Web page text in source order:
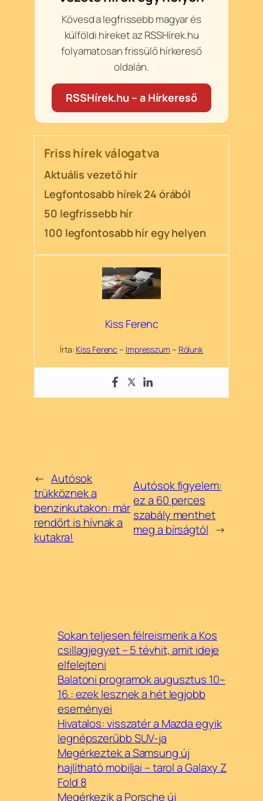
Kövesd a legfrissebb magyar és
külföldi híreket az RSSHírek.hu
folyamatosan frissülő hírkereső
oldalán.
RSSHírek.hu – a Hírkereső
Friss hírek válogatva
Aktuális vezető hír
Legfontosabb hírek 24 órából
50 legfrissebb hír
100 legfontosabb hír egy helyen
Kiss Ferenc
Írta: Kiss Ferenc – Impresszum – Rólunk
← Autósok
trükköznek a
benzinkutakon: már
rendőrt is hívnak a
kutakra!
Autósok figyelem:
ez a 60 perces
szabály menthet
meg a bírságtól →
Sokan teljesen félreismerik a Kos
csillagjegyet – 5 tévhit, amit ideje
elfelejteni
Balatoni programok augusztus 10–
16.: ezek lesznek a hét legjobb
eseményei
Hivatalos: visszatér a Mazda egyik
legnépszerűbb SUV-ja
Megérkeztek a Samsung új
hajlítható mobiljai – tarol a Galaxy Z
Fold 8
Megérkezik a Porsche új